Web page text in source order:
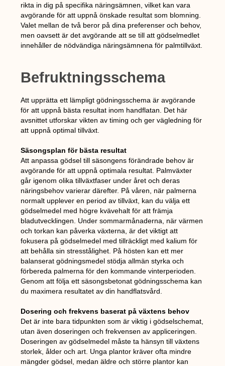
rikta in dig på specifika näringsämnen, vilket kan vara
avgörande för att uppnå önskade resultat som blomning.
Valet mellan de två beror på dina preferenser och behov,
men oavsett är det avgörande att se till att gödselmedlet
innehåller de nödvändiga näringsämnena för palmtillväxt.
Befruktningsschema
Att upprätta ett lämpligt gödningsschema är avgörande
för att uppnå bästa resultat inom handflatan. Det här
avsnittet utforskar vikten av timing och ger vägledning för
att uppnå optimal tillväxt.
Säsongsplan för bästa resultat
Att anpassa gödsel till säsongens förändrade behov är
avgörande för att uppnå optimala resultat. Palmväxter
går igenom olika tillväxtfaser under året och deras
näringsbehov varierar därefter. På våren, när palmerna
normalt upplever en period av tillväxt, kan du välja ett
gödselmedel med högre kvävehalt för att främja
bladutvecklingen. Under sommarmånaderna, när värmen
och torkan kan påverka växterna, är det viktigt att
fokusera på gödselmedel med tillräckligt med kalium för
att behålla sin stresstålighet. På hösten kan ett mer
balanserat gödningsmedel stödja allmän styrka och
förbereda palmerna för den kommande vinterperioden.
Genom att följa ett säsongsbetonat gödningsschema kan
du maximera resultatet av din handflatsvård.
Dosering och frekvens baserat på växtens behov
Det är inte bara tidpunkten som är viktig i gödselschemat,
utan även doseringen och frekvensen av appliceringen.
Doseringen av gödselmedel måste ta hänsyn till växtens
storlek, ålder och art. Unga plantor kräver ofta mindre
mängder gödsel, medan äldre och större plantor kan